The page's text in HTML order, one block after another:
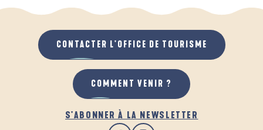
QUAND IL PLEUT
AU GRAND AIR
S'ABONNER À LA NEWSLETTER
CONTACTER L'OFFICE DE TOURISME
COMMENT VENIR ?